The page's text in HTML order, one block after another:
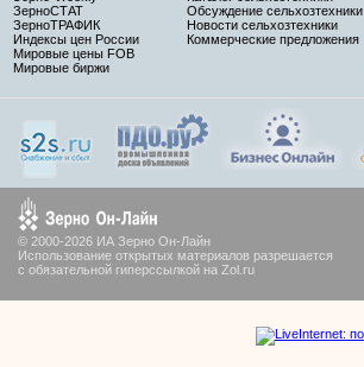
ЗерноСТАТ
ЗерноТРАФИК
Индексы цен России
Мировые цены FOB
Мировые биржи
Обсуждение сельхозтехники
Новости сельхозтехники
Коммерческие предложения
© 2000-2026 ИА Зерно Он-Лайн
Использование открытых материалов разрешается
с обязательной гиперссылкой на Zol.ru